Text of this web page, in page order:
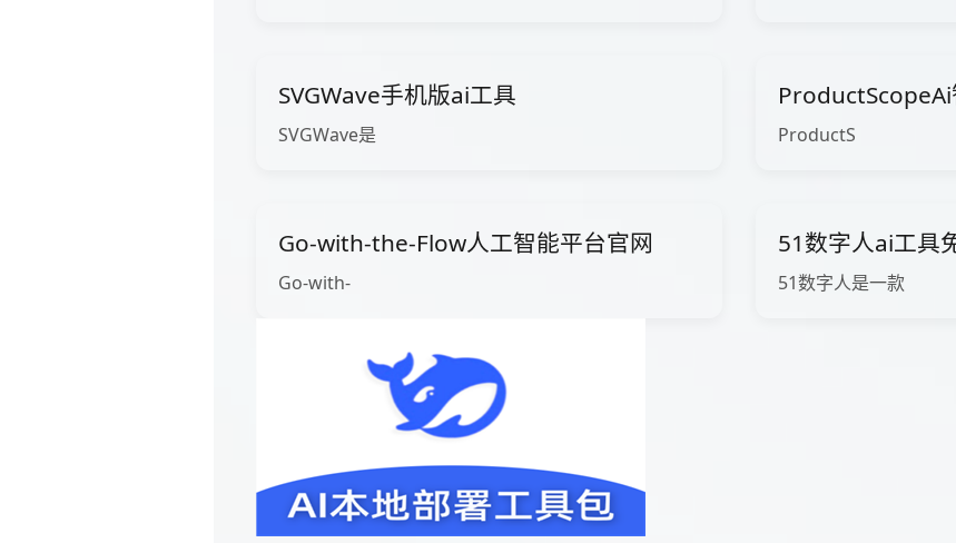
SVGWave手机版ai工具
SVGWave是 ProductS
Go-with-the-Flow人工智能平台官网
Go-with-
51数字人ai工具
51数字人是一款